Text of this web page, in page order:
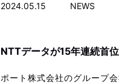
2024.05.15 NEWS
NTTデータが15年連続首
ポート株式会社のグループ